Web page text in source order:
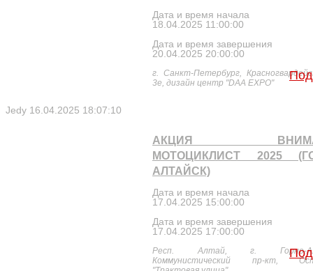
Дата и время начала
18.04.2025 11:00:00
Дата и время завершения
20.04.2025 20:00:00
г. Санкт-Петербург,
3е, дизайн центр "DAA EXPO"
Jedy 16.04.2025 18:07:10
АКЦИЯ
МОТОЦИКЛИСТ 2025
АЛТАЙСК)
Дата и время начала
17.04.2025 15:00:00
Дата и время завершения
17.04.2025 17:00:00
Респ. Алтай, г. Горно-
Коммунистический пр-кт,